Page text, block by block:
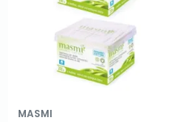
MASMI